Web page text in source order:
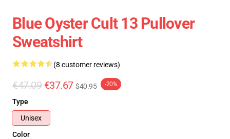
Blue Oyster Cult 13 Pullover
Sweatshirt
(8 customer reviews)
€47.09 €37.67 $40.95 -20%
Type
Unisex
Color